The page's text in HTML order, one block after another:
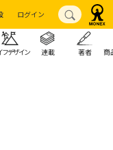
ログイン
フデザイン 連載 著者 商